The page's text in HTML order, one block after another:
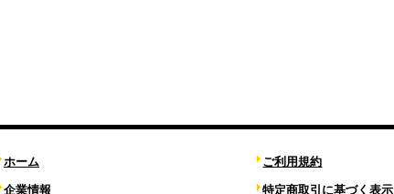
ホーム
企業情報
ご利用規約
特定商取引に基づく表示